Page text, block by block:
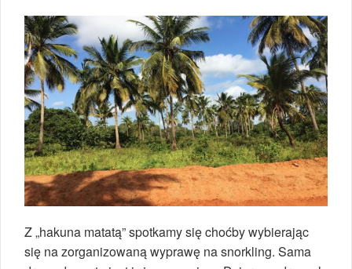
Z „hakuna matatą” spotkamy się choćby wybierając
się na zorganizowaną wyprawę na snorkling. Sama